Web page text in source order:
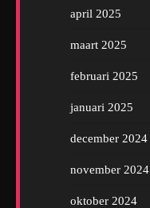
april 2025
maart 2025
februari 2025
januari 2025
december 2024
november 2024
oktober 2024